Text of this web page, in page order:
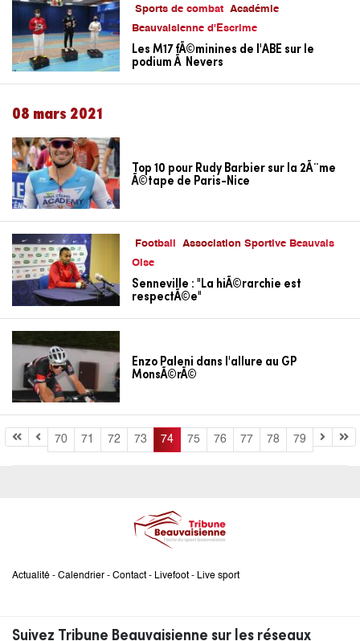
Sports de combat
Académie
Beauvaisienne d'Escrime
Les M17 fÃ©minines de l'ABE sur le
podium Ã Nevers
08 mars 2021
Top 10 pour Rudy Barbier sur la 2Ã¨me
Ã©tape de Paris-Nice
Football
Association Sportive Beauvais
Oise
Senneville : "La hiÃ©rarchie est
respectÃ©e"
Enzo Paleni dans l'allure au GP
MonsÃ©rÃ©
70 71 72 73 74 75 76 77 78 79
Actualité - Calendrier - Contact - Livefoot - Live sport
Suivez Tribune Beauvaisienne sur les réseaux